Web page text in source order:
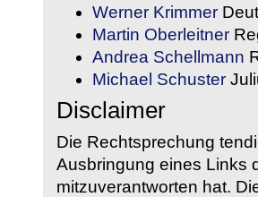
Werner Krimmer
Martin Oberleitner
Andrea Schellmann
Michael Schuster
Disclaimer
Die Rechtsprechung
Ausbringung eines Links
mitzuverantworten hat.